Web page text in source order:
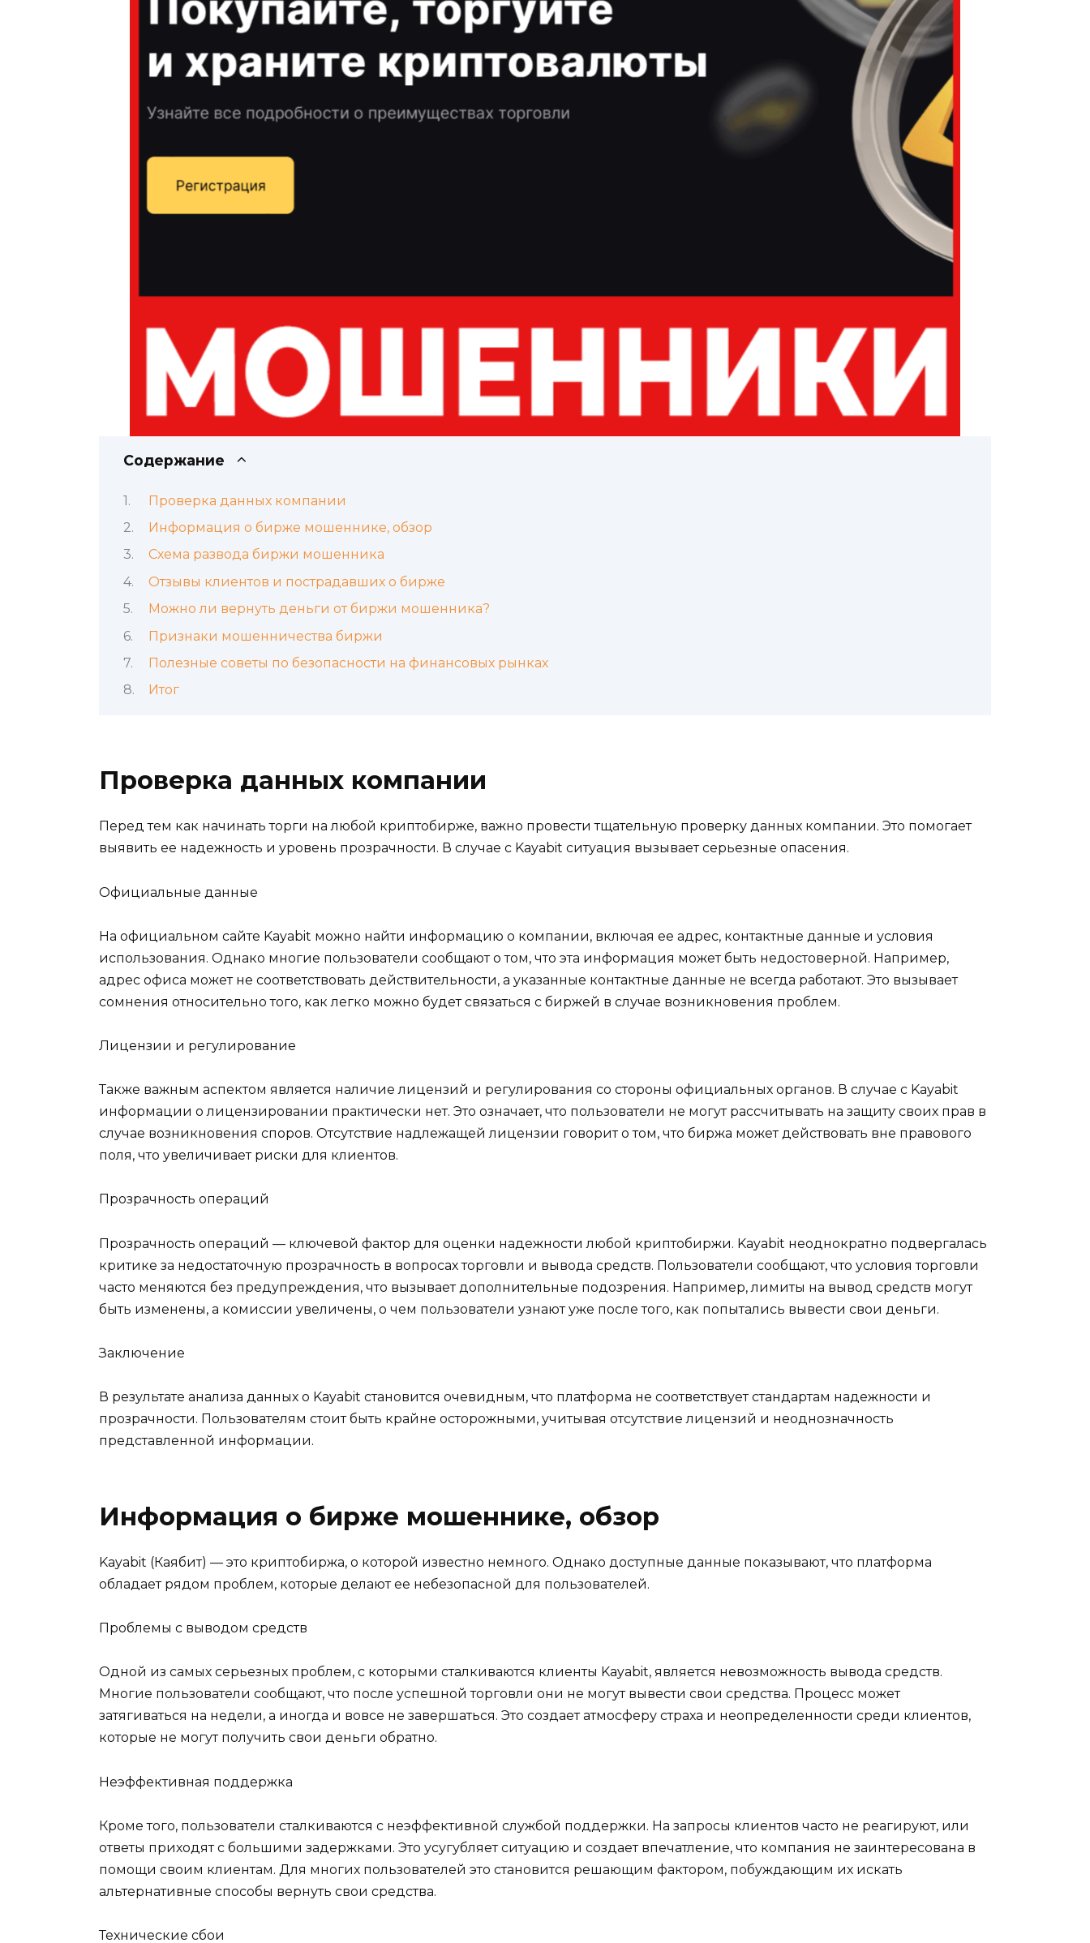
Содержание
Проверка данных компании
Информация о бирже мошеннике, обзор
Схема развода биржи мошенника
Отзывы клиентов и пострадавших о бирже
Можно ли вернуть деньги от биржи мошенника?
Признаки мошенничества биржи
Полезные советы по безопасности на финансовых рынках
Итог
Проверка данных компании
Перед тем как начинать торги на любой криптобирже, важно провести тщательную проверку данных компании. Это помогает
выявить ее надежность и уровень прозрачности. В случае с Kayabit ситуация вызывает серьезные опасения.
Официальные данные
На официальном сайте Kayabit можно найти информацию о компании, включая ее адрес, контактные данные и условия
использования. Однако многие пользователи сообщают о том, что эта информация может быть недостоверной. Например,
адрес офиса может не соответствовать действительности, а указанные контактные данные не всегда работают. Это вызывает
сомнения относительно того, как легко можно будет связаться с биржей в случае возникновения проблем.
Лицензии и регулирование
Также важным аспектом является наличие лицензий и регулирования со стороны официальных органов. В случае с Kayabit
информации о лицензировании практически нет. Это означает, что пользователи не могут рассчитывать на защиту своих прав в
случае возникновения споров. Отсутствие надлежащей лицензии говорит о том, что биржа может действовать вне правового
поля, что увеличивает риски для клиентов.
Прозрачность операций
Прозрачность операций — ключевой фактор для оценки надежности любой криптобиржи. Kayabit неоднократно подвергалась
критике за недостаточную прозрачность в вопросах торговли и вывода средств. Пользователи сообщают, что условия торговли
часто меняются без предупреждения, что вызывает дополнительные подозрения. Например, лимиты на вывод средств могут
быть изменены, а комиссии увеличены, о чем пользователи узнают уже после того, как попытались вывести свои деньги.
Заключение
В результате анализа данных о Kayabit становится очевидным, что платформа не соответствует стандартам надежности и
прозрачности. Пользователям стоит быть крайне осторожными, учитывая отсутствие лицензий и неоднозначность
представленной информации.
Информация о бирже мошеннике, обзор
Kayabit (Каябит) — это криптобиржа, о которой известно немного. Однако доступные данные показывают, что платформа
обладает рядом проблем, которые делают ее небезопасной для пользователей.
Проблемы с выводом средств
Одной из самых серьезных проблем, с которыми сталкиваются клиенты Kayabit, является невозможность вывода средств.
Многие пользователи сообщают, что после успешной торговли они не могут вывести свои средства. Процесс может
затягиваться на недели, а иногда и вовсе не завершаться. Это создает атмосферу страха и неопределенности среди клиентов,
которые не могут получить свои деньги обратно.
Неэффективная поддержка
Кроме того, пользователи сталкиваются с неэффективной службой поддержки. На запросы клиентов часто не реагируют, или
ответы приходят с большими задержками. Это усугубляет ситуацию и создает впечатление, что компания не заинтересована в
помощи своим клиентам. Для многих пользователей это становится решающим фактором, побуждающим их искать
альтернативные способы вернуть свои средства.
Технические сбои